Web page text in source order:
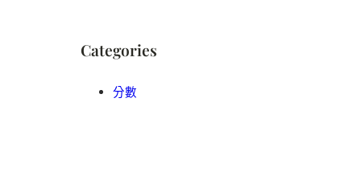
Categories
分數